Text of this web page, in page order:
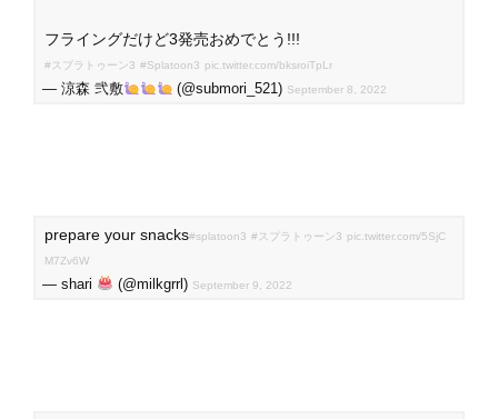
フライングだけど3発売おめでとう!!!
#スプラトゥーン3 #Splatoon3 pic.twitter.com/bksroiTpLr
— 涼森 弐敷 (@submori_521) September 8, 2022
prepare your snacks#splatoon3 #スプラトゥーン3 pic.twitter.com/5SjC
M7Zv6W
— shari (@milkgrrl) September 9, 2022